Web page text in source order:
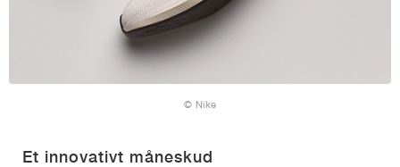
© Nike
Et innovativt måneskud